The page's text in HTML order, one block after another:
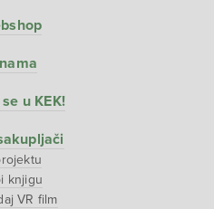
u KEK!
knjigu
VR film